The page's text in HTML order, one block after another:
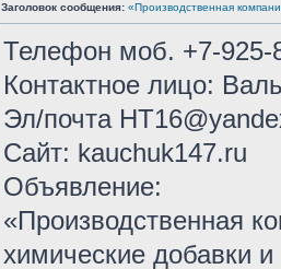
Заголовок сообщения: «Производственная
Телефон моб. +7-925-
Контактное лицо:
Эл/почта
Сайт: kauchuk147.ru
Объявление:
«Производственная
химические добавки